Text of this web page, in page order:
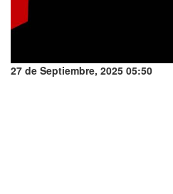
27 de Septiembre, 2025 05:50